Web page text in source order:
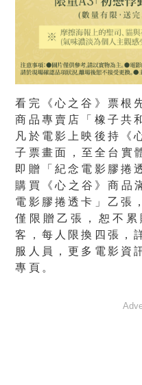
看完《心之谷》票根
商品專賣店「橡子共
凡於電影上映後持《
子票畫面，至全台實
即贈「紀念電影膠捲
購買《心之谷》商品
電影膠捲透卡」乙張
僅限贈乙張，恕不
客，每人限換四張，
服人員，更多電影資
專頁。